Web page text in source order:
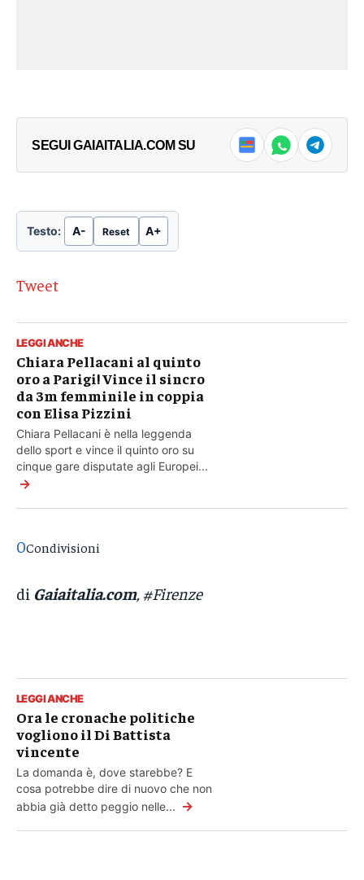
SEGUI GAIAITALIA.COM SU
Testo: A- Reset A+
Tweet
LEGGI ANCHE
Chiara Pellacani al quinto
oro a Parigi! Vince il sincro
da 3m femminile in coppia
con Elisa Pizzini
Chiara Pellacani è nella leggenda
dello sport e vince il quinto oro su
cinque gare disputate agli Europei...
→
0Condivisioni
di Gaiaitalia.com, #Firenze
LEGGI ANCHE
Ora le cronache politiche
vogliono il Di Battista
vincente
La domanda è, dove starebbe? E
cosa potrebbe dire di nuovo che non
abbia già detto peggio nelle... →